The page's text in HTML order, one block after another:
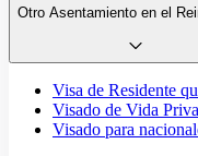
Otro Asentamiento en el
Visa de Residente
Visado de Vida
Visado para